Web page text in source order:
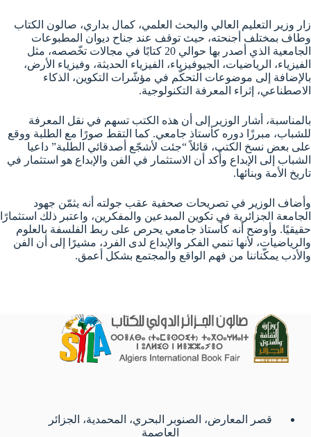
زار وزير التعليم العالي والبحث العلمي، كمال بداري، صالون الكتاب
وطاف بمختلف أجنحته، حيث توقف عند جناح ديوان المطبوعات
الجامعية الذي أصدر بها حوالي 20 كتابًا في مجالات تخّصصه، مثل
الفيزياء، الرياضيات، الجيوفيزياء، الفيزياء الحديثة، وفيزياء الأرض،
بالإضافة إلى موضوعات التحكّم في مؤشّرات التكوين، الذكاء
الاصطناعي، إثراء المعرفة التكنولوجية.
بالمناسبة، أشار الوزير إلى أن هذه الكتب تسهم في نقل المعرفة
للشباب، مبرزًا دوره كأستاذ جامعي. كما التقط صورًا مع الطلبة ووقع
على بعض نسخ الكتب، قائلاً “جئت لأشجّع أصدقائي الطلبة” داعيا
الشباب إلى الإبداع وأّكد أن الاستثمار في الفن والإبداع هو استثمار في
تاريخ الأمة وبنائها.
وأضاف الوزير في تصريحات صحفية عقب جولته أنه يثمّن جهود
الجامعة الجزائرية في تكوين المبدعين والمفكرين، واعتبر ذلك استثمارًا
حقيقيًا. وأوضح أنه كأستاذ جامعي يحرص على ربط الفلسفة بالعلوم
والرياضيات، لأنها تنمي الفكر والإبداع لدى الفرد، مشيرًا إلى أن الفن
والأدب يمكّناننا من فهم الواقع والمجتمع بشكل أعمق.
قصر المعارض، الصنوبر البحري، المحمدية، الجزائر
العاصمة